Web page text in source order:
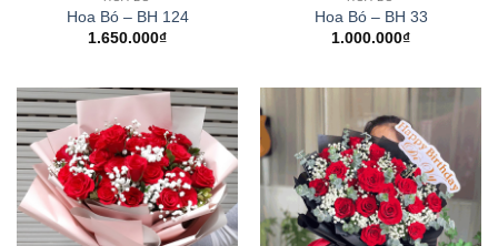
Hoa Bó – BH 124
1.650.000₫
Hoa Bó – BH 33
1.000.000₫